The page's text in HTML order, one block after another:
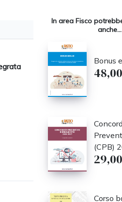
In area Fisco
anche...
Bonus
(CPB)
Corso